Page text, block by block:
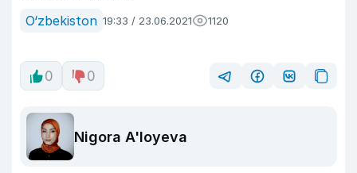
O‘zbekiston 19:33 / 23.06.2021 1120
0 0
Nigora A'loyeva